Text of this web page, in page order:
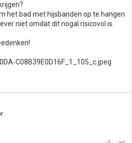
het bad met hijsbanden op te hangen
niet omdat dit nogal risicovol is.